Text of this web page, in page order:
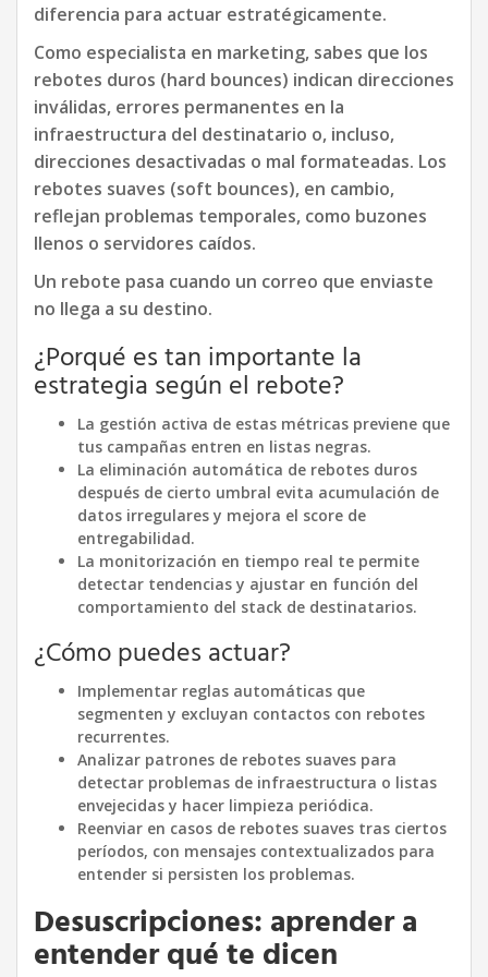
diferencia para actuar estratégicamente.
Como especialista en marketing, sabes que los
rebotes duros (hard bounces) indican direcciones
inválidas, errores permanentes en la
infraestructura del destinatario o, incluso,
direcciones desactivadas o mal formateadas. Los
rebotes suaves (soft bounces), en cambio,
reflejan problemas temporales, como buzones
llenos o servidores caídos.
Un rebote pasa cuando un correo que enviaste
no llega a su destino.
¿Porqué es tan importante la
estrategia según el rebote?
La gestión activa de estas métricas previene que
tus campañas entren en listas negras.
La eliminación automática de rebotes duros
después de cierto umbral evita acumulación de
datos irregulares y mejora el score de
entregabilidad.
La monitorización en tiempo real te permite
detectar tendencias y ajustar en función del
comportamiento del stack de destinatarios.
¿Cómo puedes actuar?
Implementar reglas automáticas que
segmenten y excluyan contactos con rebotes
recurrentes.
Analizar patrones de rebotes suaves para
detectar problemas de infraestructura o listas
envejecidas y hacer limpieza periódica.
Reenviar en casos de rebotes suaves tras ciertos
períodos, con mensajes contextualizados para
entender si persisten los problemas.
Desuscripciones: aprender a
entender qué te dicen